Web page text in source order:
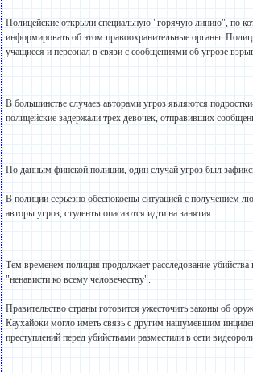
Полицейские открыли специальную "горячую линию", по
информировать об этом правоохранительные органы.
учащиеся и персонал в связи с сообщениями об угрозе
В большинстве случаев авторами угроз являются
полицейские задержали трех девочек, отправивших
По данным финской полиции, один случай угроз был
В полиции серьезно обеспокоены ситуацией с получением
авторы угроз, студенты опасаются идти на занятия.
Тем временем полиция продолжает расследование
"ненависти ко всему человечеству".
Правительство страны готовится ужесточить законы об
Каухайоки могло иметь связь с другим нашумевшим
преступлений перед убийствами разместили в сети